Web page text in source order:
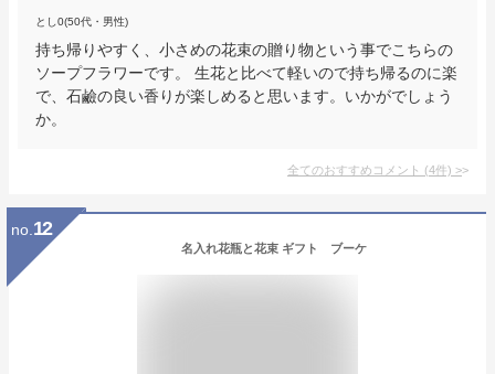
とし0(50代・男性)
持ち帰りやすく、小さめの花束の贈り物という事でこちらの
ソープフラワーです。 生花と比べて軽いので持ち帰るのに楽
で、石鹼の良い香りが楽しめると思います。いかがでしょう
か。
全てのおすすめコメント (4件) >
no. 12
名入れ花瓶と花束 ギフト ブーケ